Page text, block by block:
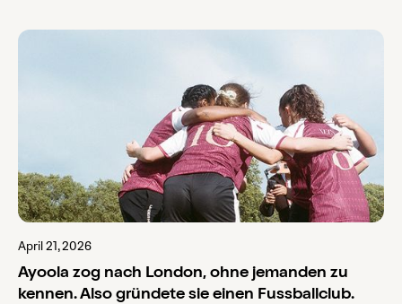
April 21, 2026
Ayoola zog nach London, ohne jemanden zu
kennen. Also gründete sie einen Fussballclub.